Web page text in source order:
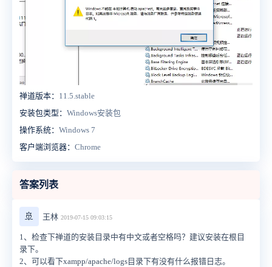
禅道版本： 11.5.stable
安装包类型： Windows安装包
操作系统： Windows 7
客户端浏览器： Chrome
答案列表
🚢 王林 2019-07-15 09:03:15
1、检查下禅道的安装目录中有中文或者空格吗？建议安装在根目
录下。
2、可以看下xampp/apache/logs目录下有没有什么报错日志。